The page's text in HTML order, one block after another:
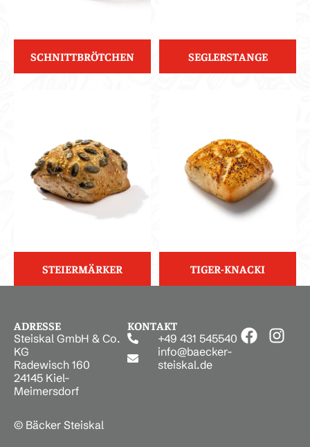
SCHNITTBRÖTCHEN SEGLERSTANGE
STEIERMÄRKER TIGER-KNACKI
ADRESSE
Steiskal GmbH & Co.
KG
Radewisch 160
24145 Kiel-
Meimersdorf
KONTAKT
+49 431 545540
info@baecker-
steiskal.de
© Bäcker Steiskal